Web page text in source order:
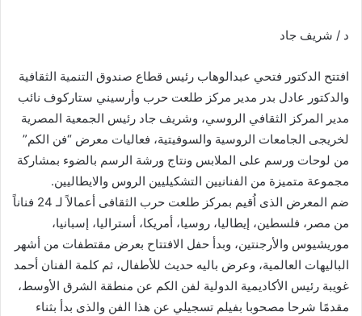
د / شريف جاد
افتتح الدكتور فتحي عبدالوهاب رئيس قطاع صندوق التنمية الثقافية
والدكتور عادل بدر مدير مركز طلعت حرب وأرسيني ستاركوف نائب
مدير المركز الثقافي الروسي، وشريف جاد رئيس الجمعية المصرية
لخريجى الجامعات الروسية والسوفيتية، فعاليات معرض “فن الكم”
من لوحات ورسم على الملابس ونتاج ورشة الرسم بالضوء بمشاركة
مجموعة متميزة من الفنانيين التشكيليين الروس والايطاليين.
ضم المعرض الذى اُقيم بمركز طلعت حرب الثقافى أعمالاً لـ 24 فناناً
من مصر، فلسطين، إيطاليا، روسيا، أمريكا، أستراليا، إسبانيا،
موريشيوس والأرجنتين، وبدأ حفل الافتتاح بعرض مقتطفات من أشهر
الباليهات العالمية، وعرض باليه حديث للأطفال، ثم كلمة الفنان أحمد
غويبة رئيس الأكاديمية الدولية لفن الكم عن منطقة الشرق الأوسط،
مقدمًا شرحا مصحوبا بفيلم تسجيلي عن هذا الفن والذى بدأ بثناء